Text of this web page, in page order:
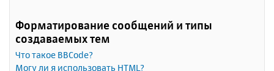
Форматирование сообщений и типы
создаваемых тем
Что такое BBCode?
Могу ли я использовать HTML?